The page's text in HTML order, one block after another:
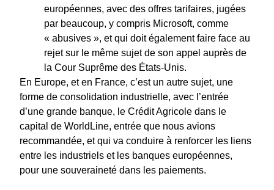
européennes, avec des offres tarifaires, jugées
par beaucoup, y compris Microsoft, comme
« abusives », et qui doit également faire face au
rejet sur le même sujet de son appel auprès de
la Cour Suprême des États-Unis.
En Europe, et en France, c’est un autre sujet, une
forme de consolidation industrielle, avec l’entrée
d’une grande banque, le Crédit Agricole dans le
capital de WorldLine, entrée que nous avions
recommandée, et qui va conduire à renforcer les liens
entre les industriels et les banques européennes,
pour une souveraineté dans les paiements.